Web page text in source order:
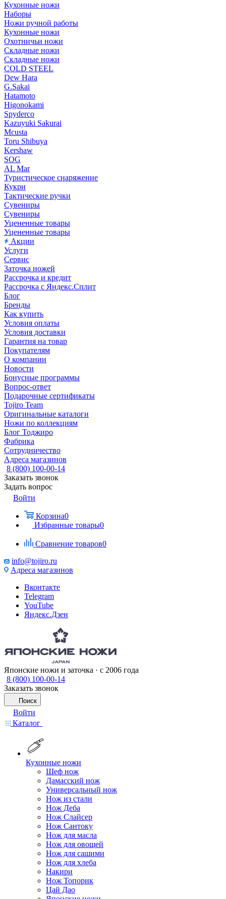
Кухонные ножи
Наборы
Ножи ручной работы
Кухонные ножи
Охотничьи ножи
Складные ножи
Складные ножи
COLD STEEL
Dew Hara
G.Sakai
Hatamoto
Higonokami
Spyderco
Kazuyuki Sakurai
Mcusta
Toru Shibuya
Kershaw
SOG
AL Mar
Туристическое снаряжение
Кукри
Тактические ручки
Сувениры
Сувениры
Уцененные товары
Уцененные товары
Акции
Услуги
Сервис
Заточка ножей
Рассрочка и кредит
Рассрочка с Яндекс.Сплит
Блог
Бренды
Как купить
Условия оплаты
Условия доставки
Гарантия на товар
Покупателям
О компании
Новости
Бонусные программы
Вопрос-ответ
Подарочные сертификаты
Tojiro Team
Оригинальные каталоги
Ножи по коллекциям
Блог Тоджиро
Фабрика
Сотрудничество
Адреса магазинов
8 (800) 100-00-14
Заказать звонок
Задать вопрос
Войти
Корзина0
Избранные товары0
Сравнение товаров0
info@tojiro.ru
Адреса магазинов
Вконтакте
Telegram
YouTube
Яндекс.Дзен
Японские ножи и заточка · с 2006 года
8 (800) 100-00-14
Заказать звонок
Поиск
Войти
Каталог
Кухонные ножи
Шеф нож
Дамасский нож
Универсальный нож
Нож из стали
Нож Деба
Нож Слайсер
Нож Сантоку
Нож для масла
Нож для овощей
Нож для сашими
Нож для хлеба
Накири
Нож Топорик
Цай Дао